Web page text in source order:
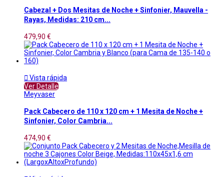
Cabezal + Dos Mesitas de Noche + Sinfonier, Mauvella -
Rayas, Medidas: 210 cm...
479,90 €
 Vista rápida
Ver Detalle
Meyvaser
Pack Cabecero de 110 x 120 cm + 1 Mesita de Noche +
Sinfonier, Color Cambria...
474,90 €